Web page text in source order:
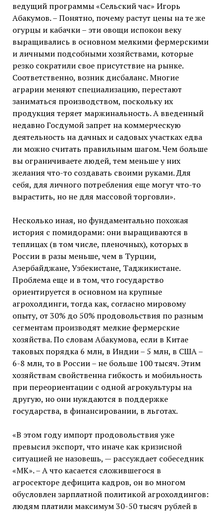
ведущий программы «Сельский час» Игорь
Абакумов. – Понятно, почему растут цены на те же
огурцы и кабачки – эти овощи испокон веку
выращивались в основном мелкими фермерскими
и личными подсобными хозяйствами, которые
резко сократили свое присутствие на рынке.
Соответственно, возник дисбаланс. Многие
аграрии меняют специализацию, перестают
заниматься производством, поскольку их
продукция теряет маржинальность. А введенный
недавно Госдумой запрет на коммерческую
деятельность на дачных и садовых участках едва
ли можно считать правильным шагом. Чем больше
вы ограничиваете людей, тем меньше у них
желания что-то создавать своими руками. Для
себя, для личного потребления еще могут что-то
вырастить, но не для массовой торговли».
Несколько иная, но фундаментально похожая
история с помидорами: они выращиваются в
теплицах (в том числе, пленочных), которых в
России в разы меньше, чем в Турции,
Азербайджане, Узбекистане, Таджикистане.
Проблема еще и в том, что государство
ориентируется в основном на крупные
агрохолдинги, тогда как, согласно мировому
опыту, от 30% до 50% продовольствия по разным
сегментам производят мелкие фермерские
хозяйства. По словам Абакумова, если в Китае
таковых порядка 6 млн, в Индии – 5 млн, в США –
6-8 млн, то в России – не больше 100 тысяч. Этим
хозяйствам свойственна гибкость и мобильность
при переориентации с одной агрокультуры на
другую, но они нуждаются в поддержке
государства, в финансировании, в льготах.
«В этом году импорт продовольствия уже
превысил экспорт, что иначе как кризисной
ситуацией не назовешь, — рассуждает собеседник
«МК». – А что касается сложившегося в
агросекторе дефицита кадров, он во многом
обусловлен зарплатной политикой агрохолдингов:
людям платили максимум 30-50 тысяч рублей в